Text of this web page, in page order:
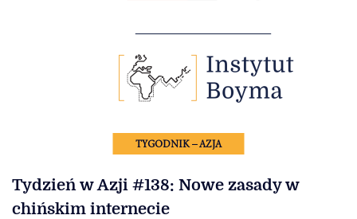
TYGODNIK – AZJA
Tydzień w Azji #138: Nowe zasady w
chińskim internecie